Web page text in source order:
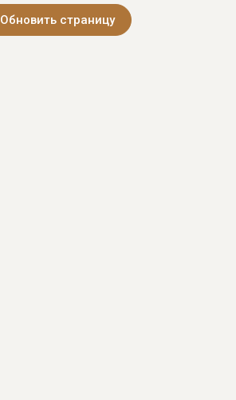
Обновить страницу